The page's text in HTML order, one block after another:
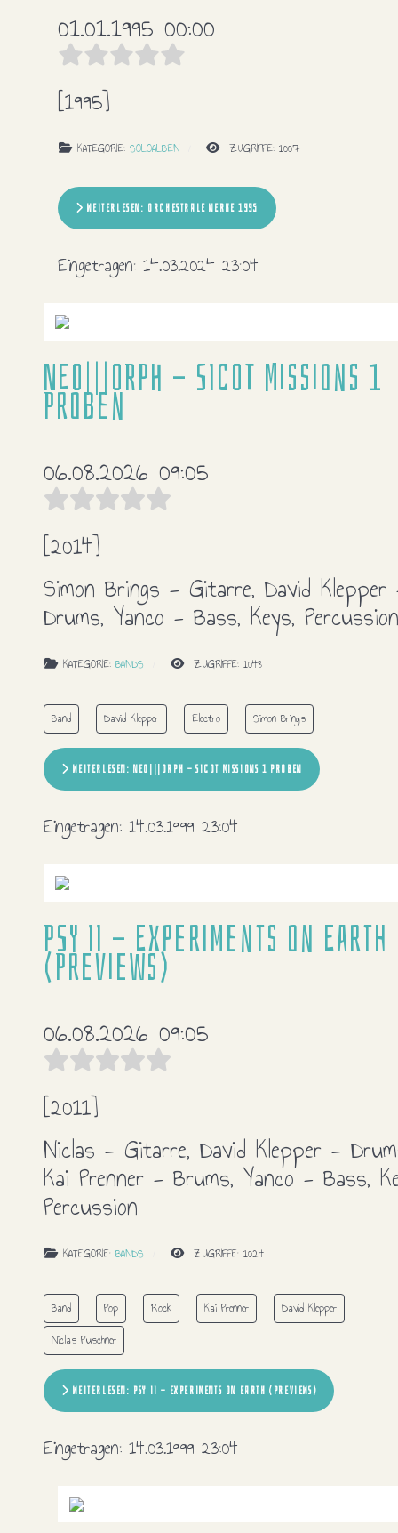
01.01.1995 00:00
[1995]
KATEGORIE: SOLOALBEN ZUGRIFFE: 1007
WEITERLESEN: ORCHESTRALE WERKE 1995
Eingetragen: 14.03.2024 23:04
NEO|||ORPH - SICOT Missions 1
Proben
06.08.2026 09:05
[2014]
Simon Brings - Gitarre, David
Drums, Yanco - Bass, Keys, Percussion
KATEGORIE: BANDS ZUGRIFFE: 1048
Band David Klepper Electro Simon Brings
WEITERLESEN: NEO|||ORPH - SICOT MISSIONS 1 PROBEN
Eingetragen: 14.03.1999 23:04
PSY II - Experiments on Earth
(Previews)
06.08.2026 09:05
[2011]
Niclas - Gitarre, David Klepper -
Kai Prenner - Brums, Yanco - Bass,
Percussion
KATEGORIE: BANDS ZUGRIFFE: 1024
Band Pop Rock Kai Prenner
David Klepper
Niclas Puschner
WEITERLESEN: PSY II - EXPERIMENTS ON EARTH (PREVIEWS)
Eingetragen: 14.03.1999 23:04